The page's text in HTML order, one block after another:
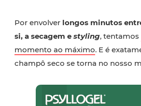
Por envolver longos minutos
si, a secagem e styling, tentamos
momento ao máximo. E é
champô seco se torna no nosso